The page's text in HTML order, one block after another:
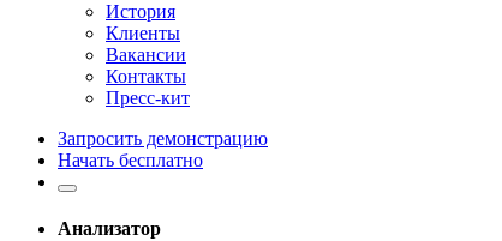
История
Клиенты
Вакансии
Контакты
Пресс-кит
Запросить демонстрацию
Начать бесплатно
Анализатор